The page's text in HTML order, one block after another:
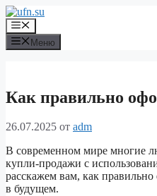
Перейти
к
содержимому
Меню
Меню
Как правильно
26.07.2025 от adm
В современном мире многие
купли-продажи с
расскажем вам, как
в будущем.